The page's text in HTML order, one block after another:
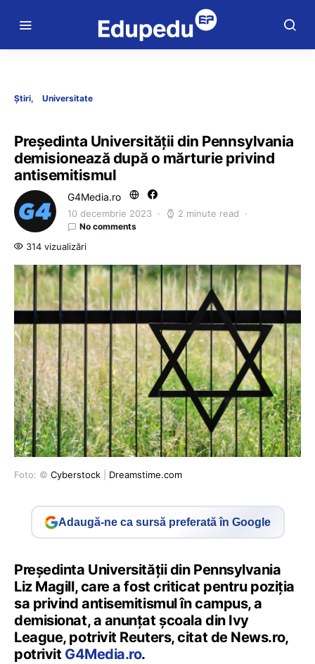
Știri Universitate
Preşedinta Universităţii din Pennsylvania
demisionează după o mărturie privind
antisemitismul
G4Media.ro
10 decembrie 2023 2 minute read
No comments
314 vizualizări
Foto: © Cyberstock Dreamstime.com
Adaugă-ne ca sursă preferată în Google
Preşedinta Universităţii din Pennsylvania
Liz Magill, care a fost criticat pentru poziţia
sa privind antisemitismul în campus, a
demisionat, a anunţat şcoala din Ivy
League, potrivit Reuters, citat de News.ro,
potrivit G4Media.ro.